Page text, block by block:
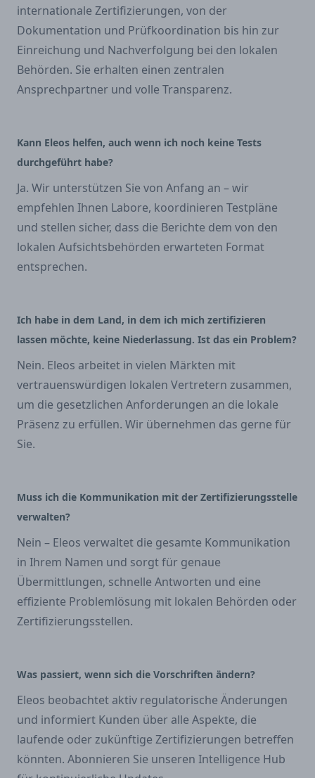
internationale Zertifizierungen, von der
Dokumentation und Prüfkoordination bis hin zur
Einreichung und Nachverfolgung bei den lokalen
Behörden. Sie erhalten einen zentralen
Ansprechpartner und volle Transparenz.
Kann Eleos helfen, auch wenn ich noch keine Tests
durchgeführt habe?
Ja. Wir unterstützen Sie von Anfang an – wir
empfehlen Ihnen Labore, koordinieren Testpläne
und stellen sicher, dass die Berichte dem von den
lokalen Aufsichtsbehörden erwarteten Format
entsprechen.
Ich habe in dem Land, in dem ich mich zertifizieren
lassen möchte, keine Niederlassung. Ist das ein Problem?
Nein. Eleos arbeitet in vielen Märkten mit
vertrauenswürdigen lokalen Vertretern zusammen,
um die gesetzlichen Anforderungen an die lokale
Präsenz zu erfüllen. Wir übernehmen das gerne für
Sie.
Muss ich die Kommunikation mit der Zertifizierungsstelle
verwalten?
Nein – Eleos verwaltet die gesamte Kommunikation
in Ihrem Namen und sorgt für genaue
Übermittlungen, schnelle Antworten und eine
effiziente Problemlösung mit lokalen Behörden oder
Zertifizierungsstellen.
Was passiert, wenn sich die Vorschriften ändern?
Eleos beobachtet aktiv regulatorische Änderungen
und informiert Kunden über alle Aspekte, die
laufende oder zukünftige Zertifizierungen betreffen
könnten. Abonnieren Sie unseren Intelligence Hub